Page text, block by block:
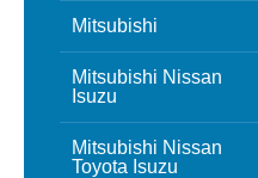
Mitsubishi
Mitsubishi Nissan
Isuzu
Mitsubishi Nissan
Toyota Isuzu